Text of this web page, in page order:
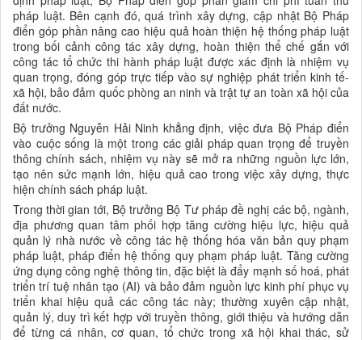
pháp luật. Bên cạnh đó, quá trình xây dựng, cập nhật Bộ Pháp
điển góp phần nâng cao hiệu quả hoàn thiện hệ thống pháp luật
trong bối cảnh công tác xây dựng, hoàn thiện thể chế gắn với
công tác tổ chức thi hành pháp luật được xác định là nhiệm vụ
quan trọng, đóng góp trực tiếp vào sự nghiệp phát triển kinh tế-
xã hội, bảo đảm quốc phòng an ninh và trật tự an toàn xã hội của
đất nước.
Bộ trưởng Nguyễn Hải Ninh khẳng định, việc đưa Bộ Pháp điển
vào cuộc sống là một trong các giải pháp quan trọng để truyền
thông chính sách, nhiệm vụ này sẽ mở ra những nguồn lực lớn,
tạo nên sức mạnh lớn, hiệu quả cao trong việc xây dựng, thực
hiện chính sách pháp luật.
Trong thời gian tới, Bộ trưởng Bộ Tư pháp đề nghị các bộ, ngành,
địa phương quan tâm phối hợp tăng cường hiệu lực, hiệu quả
quản lý nhà nước về công tác hệ thống hóa văn bản quy phạm
pháp luật, pháp điển hệ thống quy phạm pháp luật. Tăng cường
ứng dụng công nghệ thông tin, đặc biệt là đẩy mạnh số hoá, phát
triển trí tuệ nhân tạo (AI) và bảo đảm nguồn lực kinh phí phục vụ
triển khai hiệu quả các công tác này; thường xuyên cập nhật,
quản lý, duy trì kết hợp với truyền thông, giới thiệu và hướng dẫn
để từng cá nhân, cơ quan, tổ chức trong xã hội khai thác, sử